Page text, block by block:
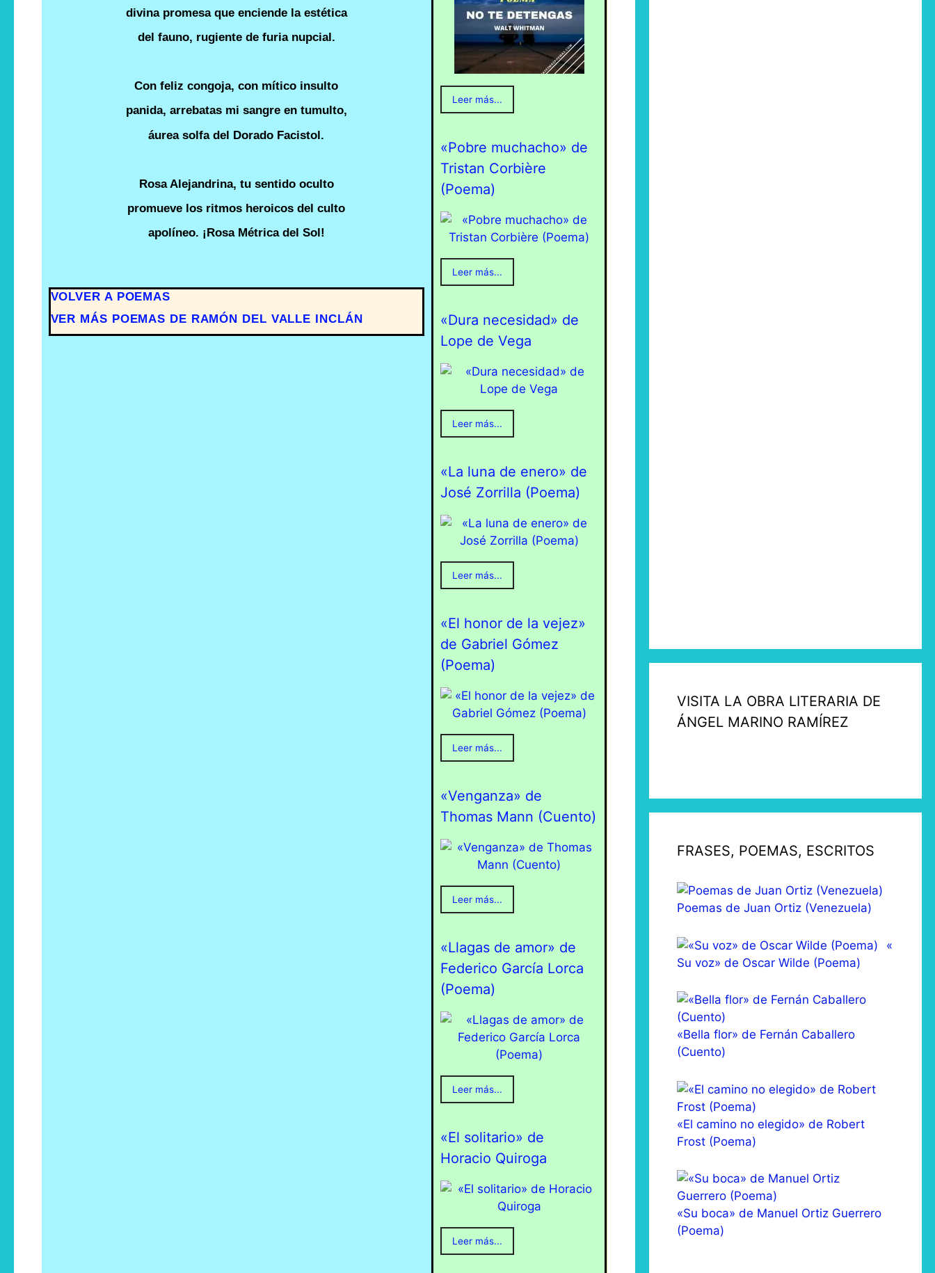
divina promesa que enciende la estética
del fauno, rugiente de furia nupcial.
Con feliz congoja, con mítico insulto
panida, arrebatas mi sangre en tumulto,
áurea solfa del Dorado Facistol.
Rosa Alejandrina, tu sentido oculto
promueve los ritmos heroicos del culto
apolíneo. ¡Rosa Métrica del Sol!
VOLVER A POEMAS
VER MÁS POEMAS DE RAMÓN DEL VALLE INCLÁN
Leer más...
«Pobre muchacho» de
Tristan Corbière
(Poema)
Leer más...
«Dura necesidad» de
Lope de Vega
Leer más...
«La luna de enero» de
José Zorrilla (Poema)
Leer más...
«El honor de la vejez»
de Gabriel Gómez
(Poema)
Leer más...
«Venganza» de
Thomas Mann (Cuento)
Leer más...
«Llagas de amor» de
Federico García Lorca
(Poema)
Leer más...
«El solitario» de
Horacio Quiroga
Leer más...
VISITA LA OBRA LITERARIA DE
ÁNGEL MARINO RAMÍREZ
FRASES, POEMAS, ESCRITOS
Poemas de Juan Ortiz (Venezuela)
«
Su voz» de Oscar Wilde (Poema)
«Bella flor» de Fernán Caballero
(Cuento)
«El camino no elegido» de Robert
Frost (Poema)
«Su boca» de Manuel Ortiz Guerrero
(Poema)